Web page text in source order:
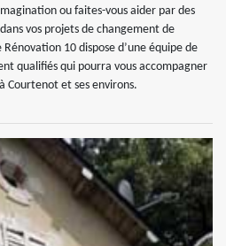
ou faites-vous aider par des
vos projets de changement de
10 dispose d’une équipe de
qualifiés qui pourra vous accompagner
Courtenot et ses environs.